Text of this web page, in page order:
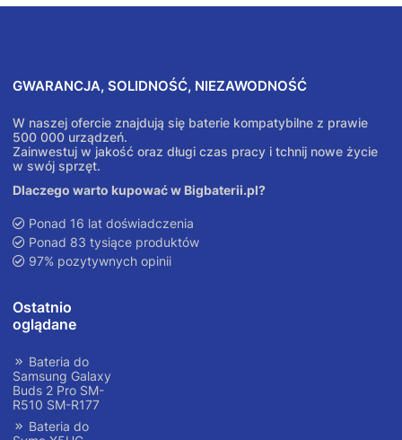
GWARANCJA, SOLIDNOŚĆ, NIEZAWODNOŚĆ
W naszej ofercie znajdują się baterie kompatybilne z prawie
500 000 urządzeń.
Zainwestuj w jakość oraz długi czas pracy i tchnij nowe życie
w swój sprzęt.
Dlaczego warto kupować w Bigbaterii.pl?
Ponad 16 lat doświadczenia
Ponad 83 tysiące produktów
97% pozytywnych opinii
Ostatnio
oglądane
Bateria do
Samsung Galaxy
Buds 2 Pro SM-
R510 SM-R177
Bateria do